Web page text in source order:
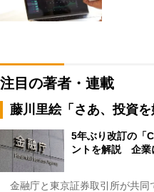
注目の著者・連載
藤川里絵「さあ、投資を
5年ぶり改訂の「
ントを解説 企業
金融庁と東京証券取引所が共同